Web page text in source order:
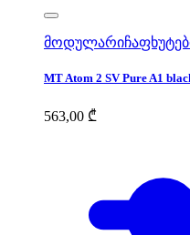
მოდულარი
MT Atom 2 SV Pure A1
563,00 ₾